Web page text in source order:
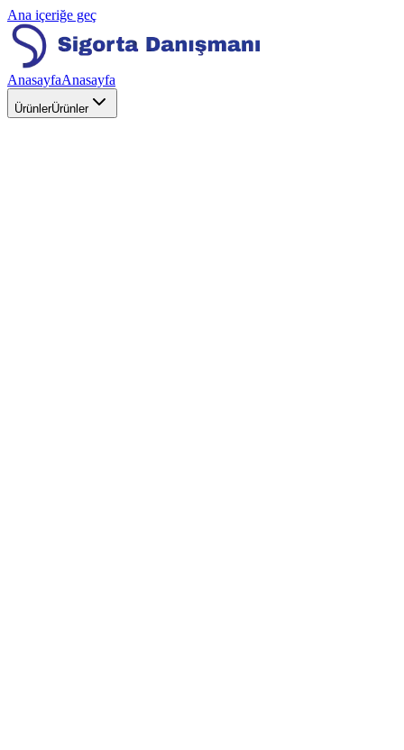
Ana içeriğe geç
AnasayfaAnasayfa
ÜrünlerÜrünler